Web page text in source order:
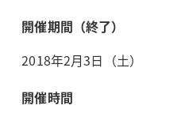
開催期間（終了）
2018年2月3日（土）
開催時間